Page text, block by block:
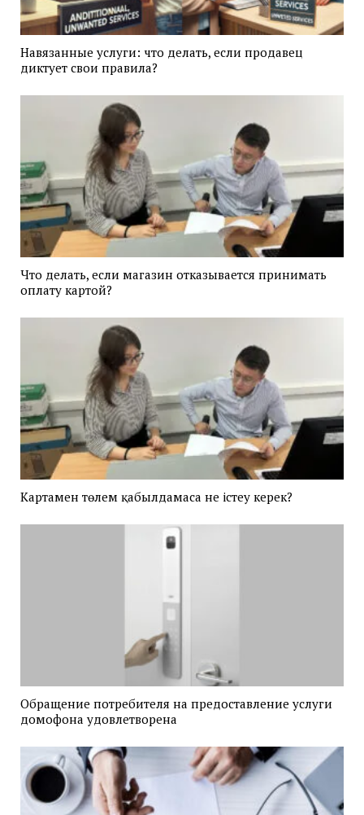
Навязанные услуги: что делать, если продавец
диктует свои правила?
Что делать, если магазин отказывается принимать
оплату картой?
Картамен төлем қабылдамаса не істеу керек?
Обращение потребителя на предоставление услуги
домофона удовлетворена